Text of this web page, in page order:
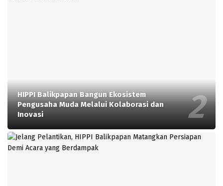
HIPPI Balikpapan Bangun Ekosistem
Pengusaha Muda Melalui Kolaborasi dan
Inovasi